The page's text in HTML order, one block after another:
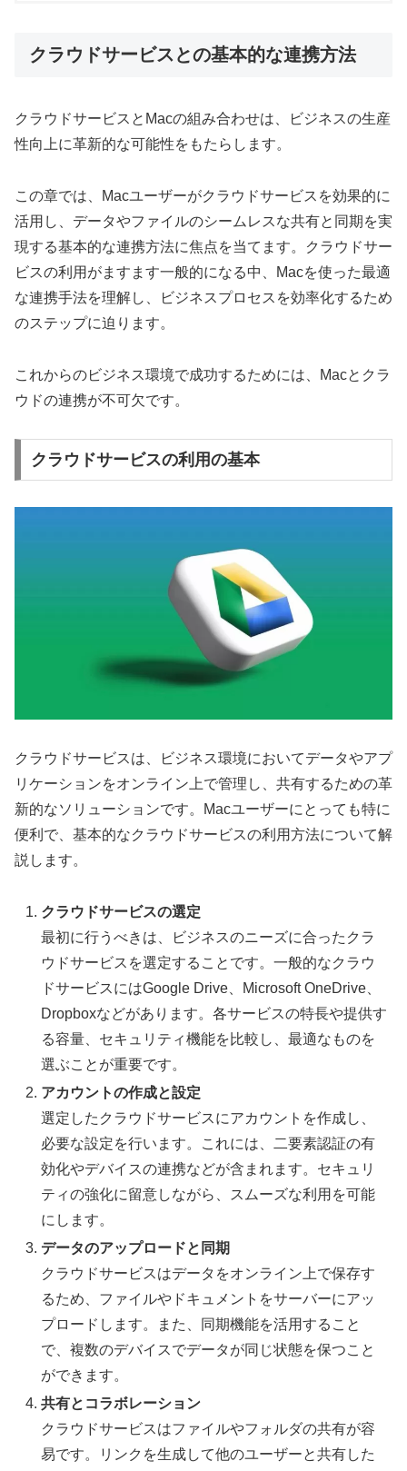
クラウドサービスとの基本的な連携方法
クラウドサービスとMacの組み合わせは、ビジネスの生産
性向上に革新的な可能性をもたらします。
この章では、Macユーザーがクラウドサービスを効果的に
活用し、データやファイルのシームレスな共有と同期を実
現する基本的な連携方法に焦点を当てます。クラウドサー
ビスの利用がますます一般的になる中、Macを使った最適
な連携手法を理解し、ビジネスプロセスを効率化するため
のステップに迫ります。
これからのビジネス環境で成功するためには、Macとクラ
ウドの連携が不可欠です。
クラウドサービスの利用の基本
クラウドサービスは、ビジネス環境においてデータやアプ
リケーションをオンライン上で管理し、共有するための革
新的なソリューションです。Macユーザーにとっても特に
便利で、基本的なクラウドサービスの利用方法について解
説します。
クラウドサービスの選定
最初に行うべきは、ビジネスのニーズに合ったクラ
ウドサービスを選定することです。一般的なクラウ
ドサービスにはGoogle Drive、Microsoft OneDrive、
Dropboxなどがあります。各サービスの特長や提供す
る容量、セキュリティ機能を比較し、最適なものを
選ぶことが重要です。
アカウントの作成と設定
選定したクラウドサービスにアカウントを作成し、
必要な設定を行います。これには、二要素認証の有
効化やデバイスの連携などが含まれます。セキュリ
ティの強化に留意しながら、スムーズな利用を可能
にします。
データのアップロードと同期
クラウドサービスはデータをオンライン上で保存す
るため、ファイルやドキュメントをサーバーにアッ
プロードします。また、同期機能を活用すること
で、複数のデバイスでデータが同じ状態を保つこと
ができます。
共有とコラボレーション
クラウドサービスはファイルやフォルダの共有が容
易です。リンクを生成して他のユーザーと共有した